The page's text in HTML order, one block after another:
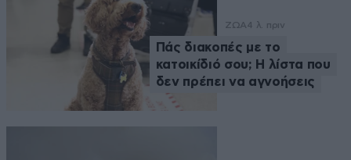
ΖΩΑ4 λ. πριν
Πάς διακοπές με το
κατοικίδιό σου; Η λίστα που
δεν πρέπει να αγνοήσεις